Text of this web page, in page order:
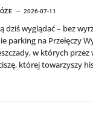
2026-07-11
dziś wyglądać – bez
parking na Przełęczy
w których
której towarzyszy